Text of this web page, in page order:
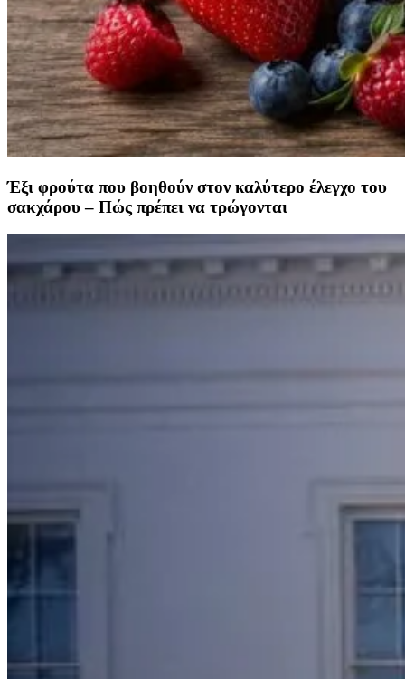
Έξι φρούτα που βοηθούν στον καλύτερο έλεγχο του
σακχάρου – Πώς πρέπει να τρώγονται